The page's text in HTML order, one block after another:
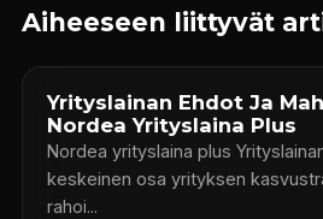
Aiheeseen liittyvät
Yrityslainan Ehdot Ja
Nordea Yrityslaina Plus
Nordea yrityslaina plus Yrityslainan saaminen on
keskeinen osa yrityksen
rahoi...